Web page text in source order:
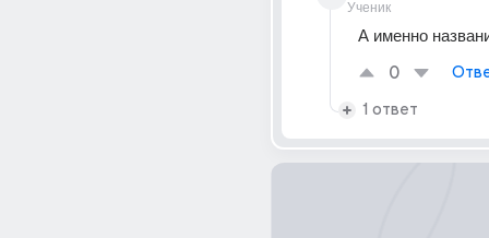
Ученик
А именно
0
1 ответ